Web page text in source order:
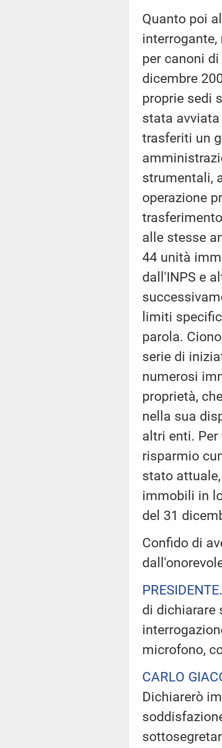
Quanto poi
per canoni
dicembre
proprie sedi
stata
trasferiti un
strumentali,
operazione
alle stesse
44 unità
dall'INPS e
limiti
parola.
serie di
numerosi
proprietà,
nella sua
altri enti.
risparmio
stato
immobili in
del 31
Confido di
PRESIDENTE
di dichiarare
microfono,
CARLO
Dichiarerò